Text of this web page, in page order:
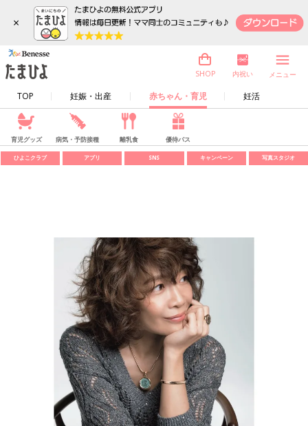
×
TOP 妊娠・出産 赤ちゃん・育児 妊活
SHOP 内祝い メニュー
育児グッズ 病気・予防接種 離乳食 優待パス
ひよこクラブ アプリ SNS キャンペーン 写真スタジオ